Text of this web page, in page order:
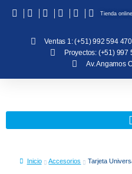
Ventas 1: (+51) 992 594 470
Proyectos: (+51) 997
Av. Angamos
Tienda online
Inicio Accesorios Tarjeta